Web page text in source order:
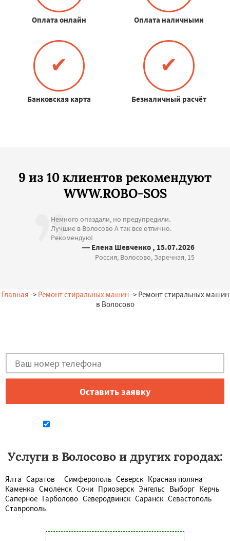
Оплата онлайн Оплата наличными
✔
Банковская карта
✔
Безналичный расчёт
9 из 10 клиентов рекомендуют
WWW.ROBO-SOS
Немного опаздали, но предупредили.
Лучшие в Волосово А так все отлично.
Рекомендую!
— Елена Шевченко , 15.07.2026
Россия, Волосово, Заречная, 15
Главная -> Ремонт стиральных машин-> Ремонт стиральных машин
в Волосово
Услуги в Волосово и других городах:
Ялта Саратов Симферополь Северск Красная поляна
Каменка Смоленск Сочи Приозерск Энгельс Выборг Керчь
Саперное Гарболово Северодвинск Саранск Севастополь
Ставрополь